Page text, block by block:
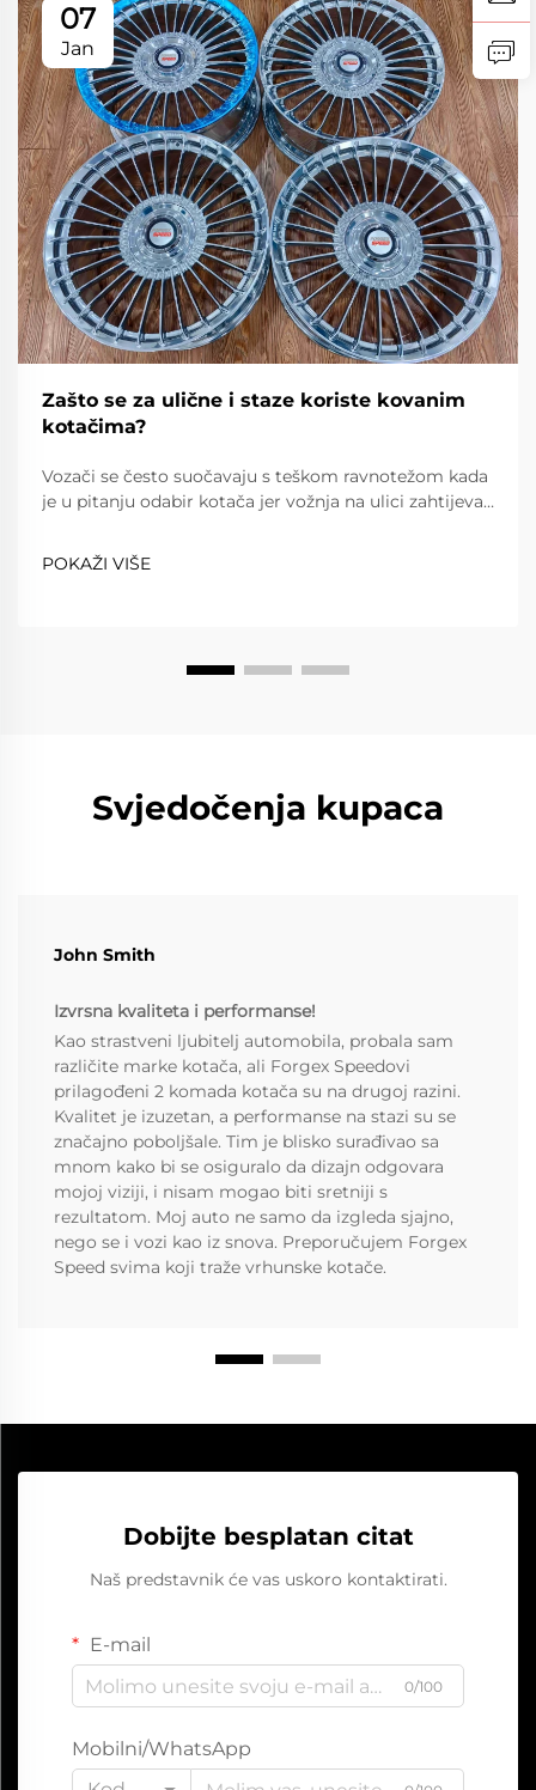
07
Jan
Zašto se za ulične i staze koriste kovanim
kotačima?
Vozači se često suočavaju s teškom ravnotežom kada
je u pitanju odabir kotača jer vožnja na ulici zahtijeva
propisa, dok vožnja na stazi zahtijeva iznimnu lakost,
snagu i preciznost. Kovanim kotačima...
POKAŽI VIŠE
Svjedočenja kupaca
John Smith
Izvrsna kvaliteta i performanse!
Kao strastveni ljubitelj automobila, probala sam
različite marke kotača, ali Forgex Speedovi
prilagođeni 2 komada kotača su na drugoj razini.
Kvalitet je izuzetan, a performanse na stazi su se
značajno poboljšale. Tim je blisko surađivao sa
mnom kako bi se osiguralo da dizajn odgovara
mojoj viziji, i nisam mogao biti sretniji s
rezultatom. Moj auto ne samo da izgleda sjajno,
nego se i vozi kao iz snova. Preporučujem Forgex
Speed svima koji traže vrhunske kotače.
Dobijte besplatan citat
Naš predstavnik će vas uskoro kontaktirati.
E-mail
0/100
Mobilni/WhatsApp